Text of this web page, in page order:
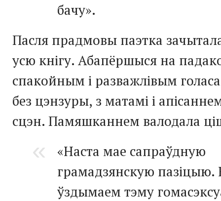
бачу».
Пасля прадмовы паэтка
усю кнігу. Абапёршыся на
спакойным і разважлівым
без цэнзуры, з матамі і
сцэн. Памяшканнем валодала
«Наста мае сапраўдную
грамадзянскую пазіцыю.
ўздымаем тэму